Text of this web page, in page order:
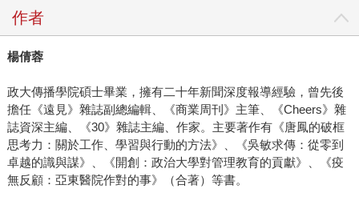
作者
楊倩蓉
政大傳播學院碩士畢業，擁有二十年新聞深度報導經驗，曾先後
擔任《遠見》雜誌副總編輯、《商業周刊》主筆、《Cheers》雜
誌資深主編、《30》雜誌主編、作家。主要著作有《唐鳳的破框
思考力：關於工作、學習與行動的方法》、《吳敏求傳：從零到
卓越的識與謀》、《開創：政治大學對管理教育的貢獻》、《疫
無反顧：亞東醫院作對的事》（合著）等書。